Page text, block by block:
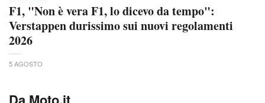
F1, "Non è vera F1, lo dicevo da tempo":
Verstappen durissimo sui nuovi regolamenti
2026
5 AGOSTO